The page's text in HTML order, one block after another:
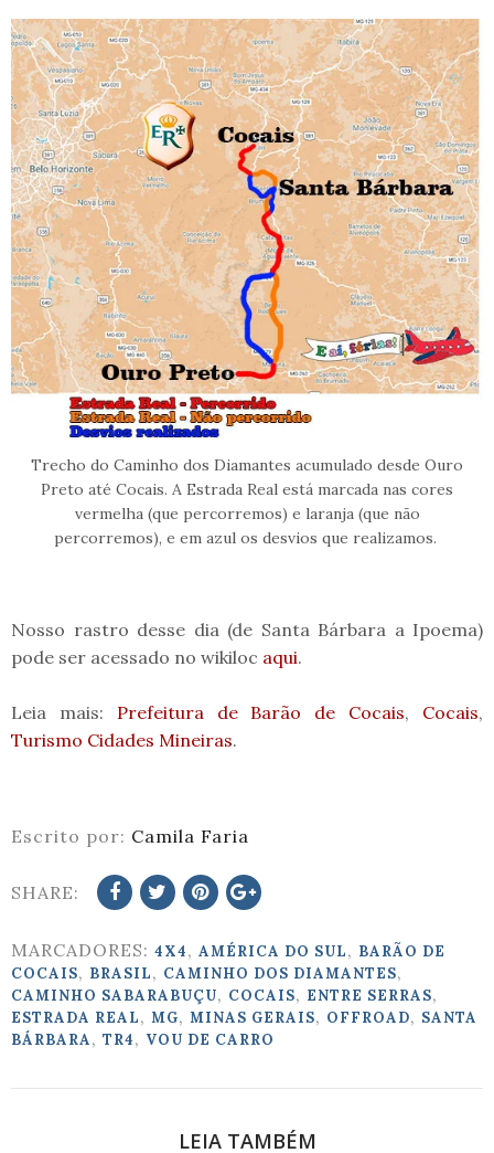
Trecho do Caminho dos Diamantes acumulado desde Ouro
Preto até Cocais. A Estrada Real está marcada nas cores
vermelha (que percorremos) e laranja (que não
percorremos), e em azul os desvios que realizamos.
Nosso rastro desse dia (de Santa Bárbara a Ipoema)
pode ser acessado no wikiloc aqui.
Leia mais: Prefeitura de Barão de Cocais, Cocais,
Turismo Cidades Mineiras.
Escrito por: Camila Faria
SHARE:
MARCADORES: 4X4, AMÉRICA DO SUL, BARÃO DE
COCAIS, BRASIL, CAMINHO DOS DIAMANTES,
CAMINHO SABARABUÇU, COCAIS, ENTRE SERRAS,
ESTRADA REAL, MG, MINAS GERAIS, OFFROAD, SANTA
BÁRBARA, TR4, VOU DE CARRO
LEIA TAMBÉM